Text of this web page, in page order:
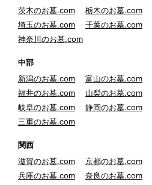
茨木のお墓.com
栃木のお墓.com
埼玉のお墓.com
千葉のお墓.com
神奈川のお墓.com
中部
新潟のお墓.com
富山のお墓.com
福井のお墓.com
山梨のお墓.com
岐阜のお墓.com
静岡のお墓.com
三重のお墓.com
関西
滋賀のお墓.com
京都のお墓.com
兵庫のお墓.com
奈良のお墓.com